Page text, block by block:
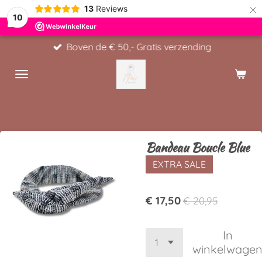
10
13 Reviews ×
Boven de € 50,- Gratis verzending
Bandeau Boucle Blue
EXTRA SALE
€ 17,50€ 20,95
In
winkelwagen